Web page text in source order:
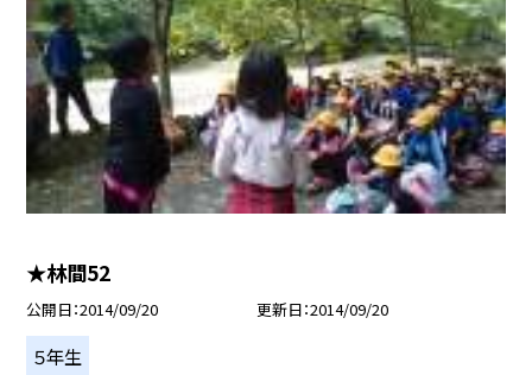
★林間52
公開日 2014/09/20 更新日 2014/09/20
５年生